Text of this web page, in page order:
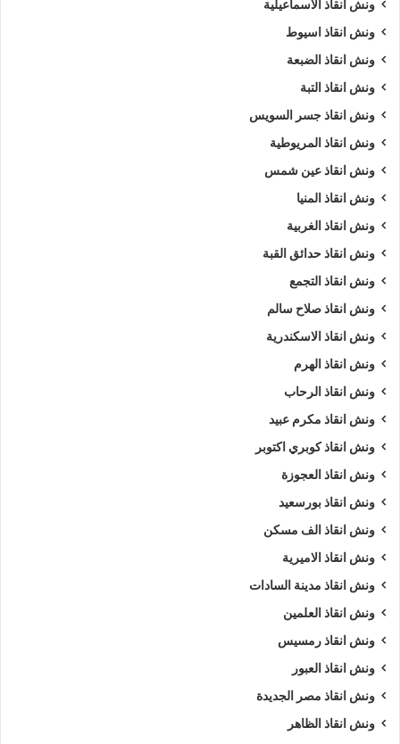
ونش انقاذ الاسماعيلية
ونش انقاذ اسيوط
ونش انقاذ الضبعة
ونش انقاذ التبة
ونش انقاذ جسر السويس
ونش انقاذ المريوطية
ونش انقاذ عين شمس
ونش انقاذ المنيا
ونش انقاذ الغربية
ونش انقاذ حدائق القبة
ونش انقاذ التجمع
ونش انقاذ صلاح سالم
ونش انقاذ الاسكندرية
ونش انقاذ الهرم
ونش انقاذ الرحاب
ونش انقاذ مكرم عبيد
ونش انقاذ كوبري اكتوبر
ونش انقاذ العجوزة
ونش انقاذ بورسعيد
ونش انقاذ الف مسكن
ونش انقاذ الاميرية
ونش انقاذ مدينة السادات
ونش انقاذ العلمين
ونش انقاذ رمسيس
ونش انقاذ العبور
ونش انقاذ مصر الجديدة
ونش انقاذ الظاهر